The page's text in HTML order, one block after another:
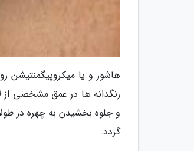
هاشور و یا میکروپیگمنتیشن
رنگدانه ها در عمق مشخصی از
و جلوه بخشیدن به چهره در
گردد.